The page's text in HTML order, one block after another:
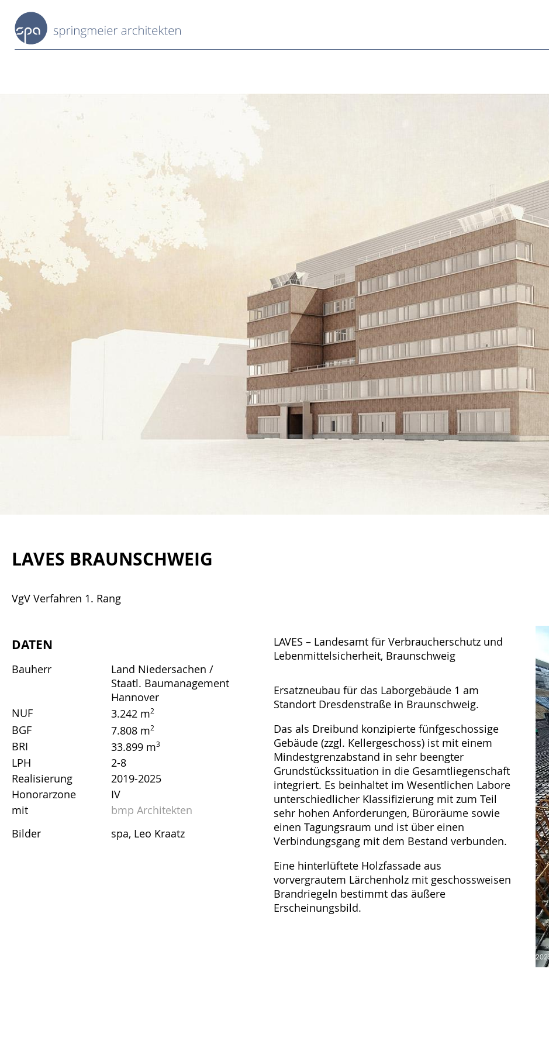
LAVES BRAUNSCHWEIG
VgV Verfahren 1. Rang
DATEN
Bauherr
Land Niedersachen /
Staatl. Baumanagement
Hannover
NUF
3.242 m2
BGF 7.808 m2
BRI 33.899 m3
LPH
2-8
Realisierung
2019-2025
Honorarzone
IV
mit
bmp Architekten
Bilder
spa, Leo Kraatz
LAVES – Landesamt für Verbraucherschutz und
Lebenmittelsicherheit, Braunschweig
Ersatzneubau für das Laborgebäude 1 am
Standort Dresdenstraße in Braunschweig.
Das als Dreibund konzipierte fünfgeschossige
Gebäude (zzgl. Kellergeschoss) ist mit einem
Mindestgrenzabstand in sehr beengter
Grundstückssituation in die Gesamtliegenschaft
integriert. Es beinhaltet im Wesentlichen Labore
unterschiedlicher Klassifizierung mit zum Teil
sehr hohen Anforderungen, Büroräume sowie
einen Tagungsraum und ist über einen
Verbindungsgang mit dem Bestand verbunden.
Eine hinterlüftete Holzfassade aus
vorvergrautem Lärchenholz mit geschossweisen
Brandriegeln bestimmt das äußere
Erscheinungsbild.